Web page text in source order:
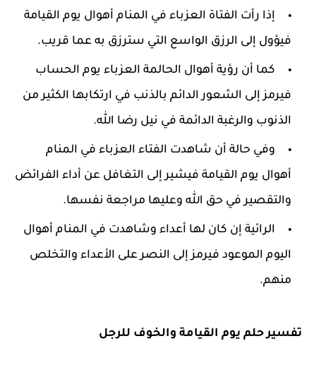
إذا رأت الفتاة العزباء في المنام أهوال يوم القيامة
فيؤول إلى الرزق الواسع التي سترزق به عما قريب.
كما أن رؤية أهوال الحالمة العزباء يوم الحساب
فيرمز إلى الشعور الدائم بالذنب في ارتكابها الكثير من
الذنوب والرغبة الدائمة في نيل رضا الله.
وفي حالة أن شاهدت الفتاء العزباء في المنام
أهوال يوم القيامة فيشير إلى التغافل عن أداء الفرائض
والتقصير في حق الله وعليها مراجعة نفسها.
الرائية إن كان لها أعداء وشاهدت في المنام أهوال
اليوم الموعود فيرمز إلى النصر على الأعداء والتخلص
منهم.
تفسير حلم يوم القيامة والخوف للرجل